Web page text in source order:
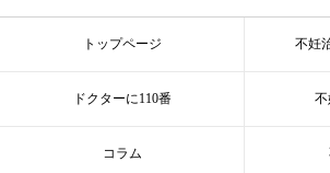
トップページ 不妊
ドクターに110番
コラム